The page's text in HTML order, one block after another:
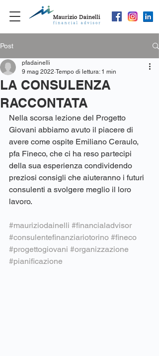
Post
LA CONSULENZA
RACCONTATA
pfadainelli
9 mag 2022 Tempo di lettura: 1 min
Nella scorsa lezione del Progetto
Giovani abbiamo avuto il piacere di
avere come ospite Emiliano Ceraulo,
pfa Fineco, che ci ha reso partecipi
della sua esperienza condividendo
preziosi consigli che aiuteranno i futuri
consulenti a svolgere meglio il loro
lavoro.
#mauriziodainelli #financialadvisor
#consulentefinanziariotorino #fineco
#progettogiovani #organizzazione
#pianificazione